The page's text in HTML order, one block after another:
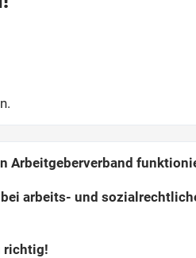
Arbeitgeberverband
arbeits- und
richtig!